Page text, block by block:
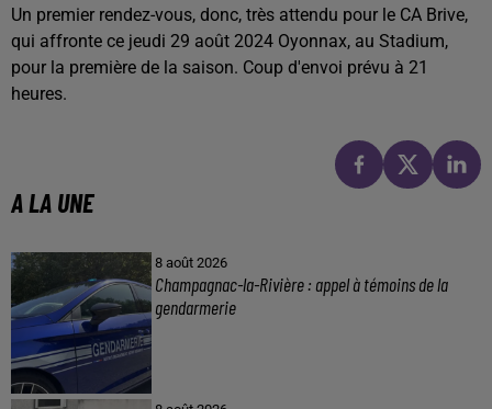
Un premier rendez-vous, donc, très attendu pour le CA Brive,
qui affronte ce jeudi 29 août 2024 Oyonnax, au Stadium,
pour la première de la saison. Coup d'envoi prévu à 21
heures.
A LA UNE
8 août 2026
Champagnac-la-Rivière : appel à témoins de la
gendarmerie